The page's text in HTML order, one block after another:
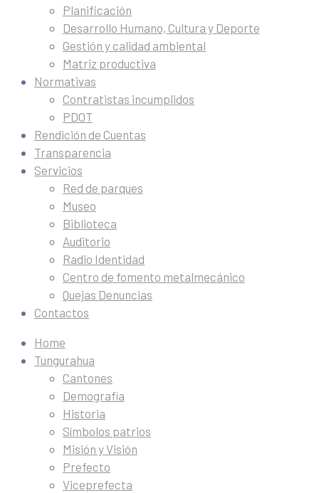
Planificación
Desarrollo Humano, Cultura y Deporte
Gestión y calidad ambiental
Matriz productiva
Normativas
Contratistas incumplidos
PDOT
Rendición de Cuentas
Transparencia
Servicios
Red de parques
Museo
Biblioteca
Auditorio
Radio Identidad
Centro de fomento metalmecánico
Quejas Denuncias
Contactos
Home
Tungurahua
Cantones
Demografía
Historia
Símbolos patrios
Misión y Visión
Prefecto
Viceprefecta